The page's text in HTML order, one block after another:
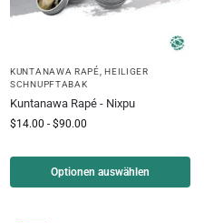
KUNTANAWA RAPÉ ,HEILIGER
SCHNUPFTABAK
Kuntanawa Rapé - Nixpu
$14.00 - $90.00
Optionen auswählen